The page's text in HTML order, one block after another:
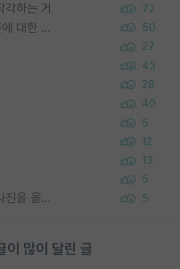
하는 거 72
포스텍 억까에 대해 (동문의 학문적 아웃풋에 대한 반박) 50
27
43
28
40
5
12
13
5
정보보안 연구하는 입장에선 식별가능한 사진을 올리는건 비추이긴함 5
이 많이 달린 글